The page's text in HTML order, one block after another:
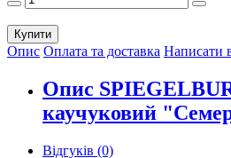
Купити
Опис Оплата та доставка Написати
Опис
каучуковий
Відгуків (0)